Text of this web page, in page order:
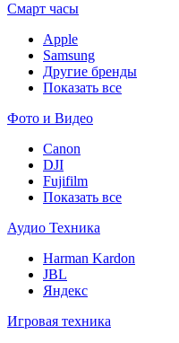
Смарт часы
Apple
Samsung
Другие бренды
Показать все
Фото и Видео
Canon
DJI
Fujifilm
Показать все
Аудио Техника
Harman Kardon
JBL
Яндекс
Игровая техника